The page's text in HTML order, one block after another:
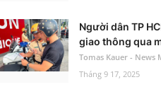
Người dân TP
giao thông qua
Tomas Kauer - News
Tháng 9 17, 2025